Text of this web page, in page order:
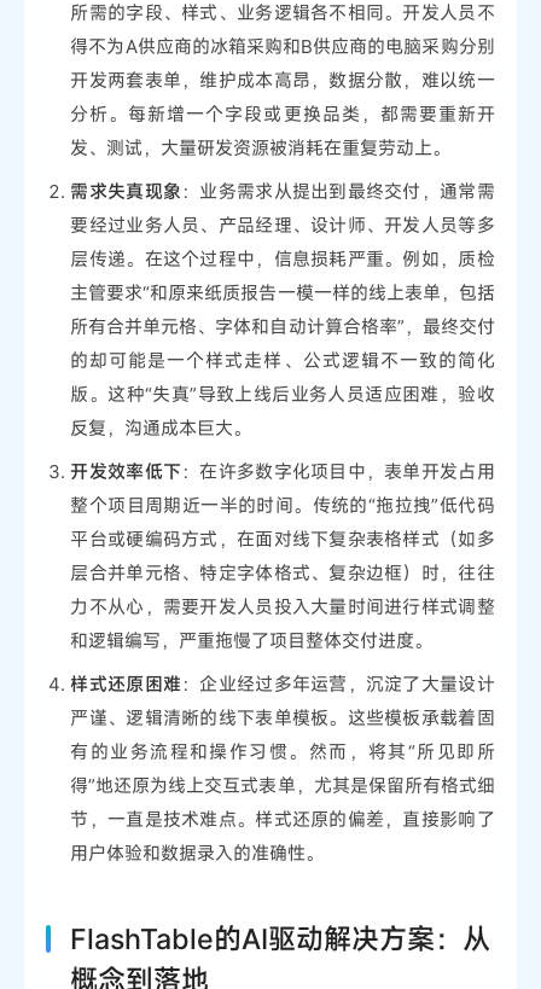
所需的字段、样式、业务逻辑各不相同。开发人员不
得不为A供应商的冰箱采购和B供应商的电脑采购分别
开发两套表单，维护成本高昂，数据分散，难以统一
分析。每新增一个字段或更换品类，都需要重新开
发、测试，大量研发资源被消耗在重复劳动上。
需求失真现象 ：业务需求从提出到最终交付，通常需
要经过业务人员、产品经理、设计师、开发人员等多
层传递。在这个过程中，信息损耗严重。例如，质检
主管要求“和原来纸质报告一模一样的线上表单，包括
所有合并单元格、字体和自动计算合格率”，最终交付
的却可能是一个样式走样、公式逻辑不一致的简化
版。这种“失真”导致上线后业务人员适应困难，验收
反复，沟通成本巨大。
开发效率低下 ：在许多数字化项目中，表单开发占用
整个项目周期近一半的时间。传统的“拖拉拽”低代码
平台或硬编码方式，在面对线下复杂表格样式（如多
层合并单元格、特定字体格式、复杂边框）时，往往
力不从心，需要开发人员投入大量时间进行样式调整
和逻辑编写，严重拖慢了项目整体交付进度。
样式还原困难：企业经过多年运营，沉淀了大量设计
严谨、逻辑清晰的线下表单模板。这些模板承载着固
有的业务流程和操作习惯。然而，将其“所见即所
得”地还原为线上交互式表单，尤其是保留所有格式细
节，一直是技术难点。样式还原的偏差，直接影响了
用户体验和数据录入的准确性。
FlashTable的AI驱动解决方案：从
概念到落地